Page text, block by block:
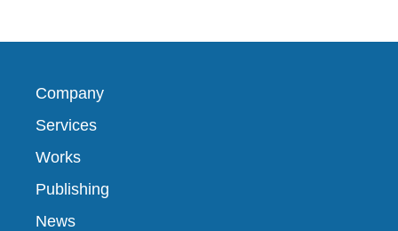
Company
Services
Works
Publishing
News